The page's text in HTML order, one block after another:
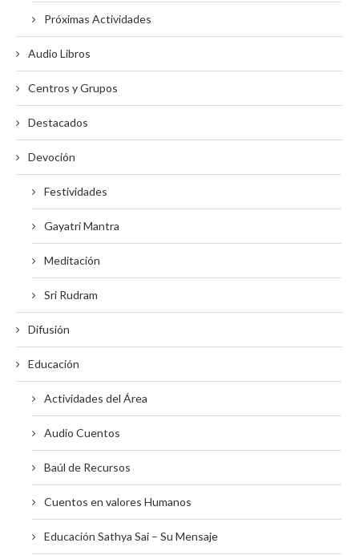
Próximas Actividades
Audio Libros
Centros y Grupos
Destacados
Devoción
Festividades
Gayatri Mantra
Meditación
Sri Rudram
Difusión
Educación
Actividades del Área
Audio Cuentos
Baúl de Recursos
Cuentos en valores Humanos
Educación Sathya Sai – Su Mensaje